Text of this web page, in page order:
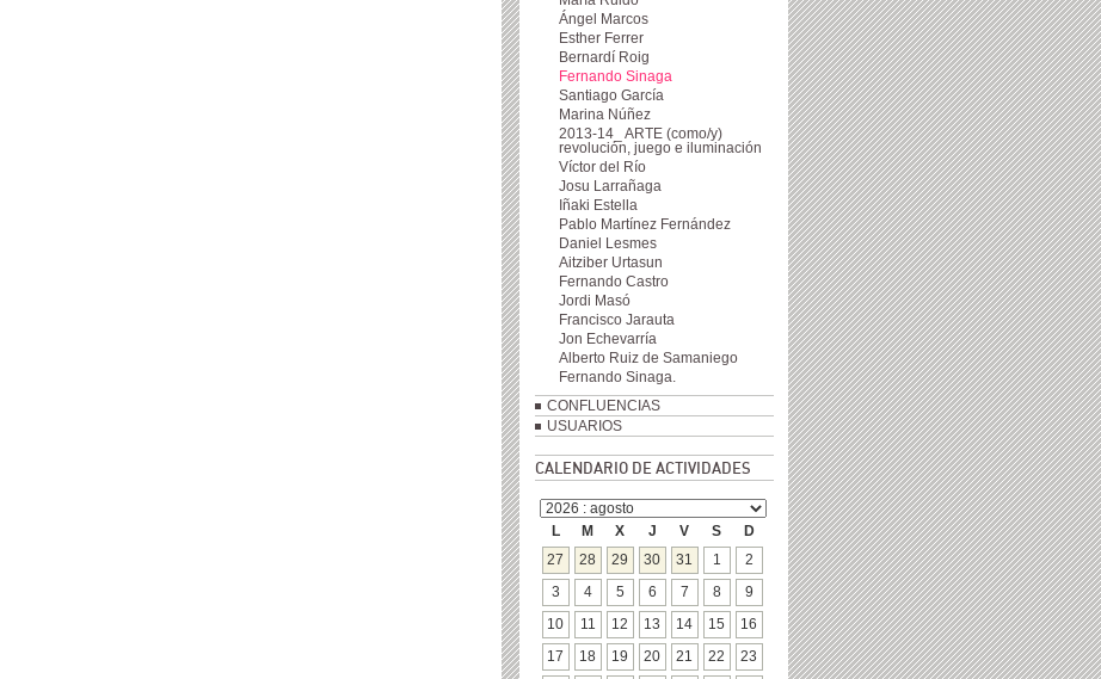
Ángel Marcos
Esther Ferrer
Bernardí Roig
Fernando Sinaga
Santiago García
Marina Núñez
2013-14_ ARTE (como/y)
revolución, juego e iluminación
Víctor del Río
Josu Larrañaga
Iñaki Estella
Pablo Martínez Fernández
Daniel Lesmes
Aitziber Urtasun
Fernando Castro
Jordi Masó
Francisco Jarauta
Jon Echevarría
Alberto Ruiz de Samaniego
Fernando Sinaga.
CONFLUENCIAS
USUARIOS
CALENDARIO DE ACTIVIDADES
L M X J V S
D
27
28 29 30 31 1 2
3 4 5 6 7 8 9
10 11 12 13 14 15 16
17 18 19 20 21 22 23